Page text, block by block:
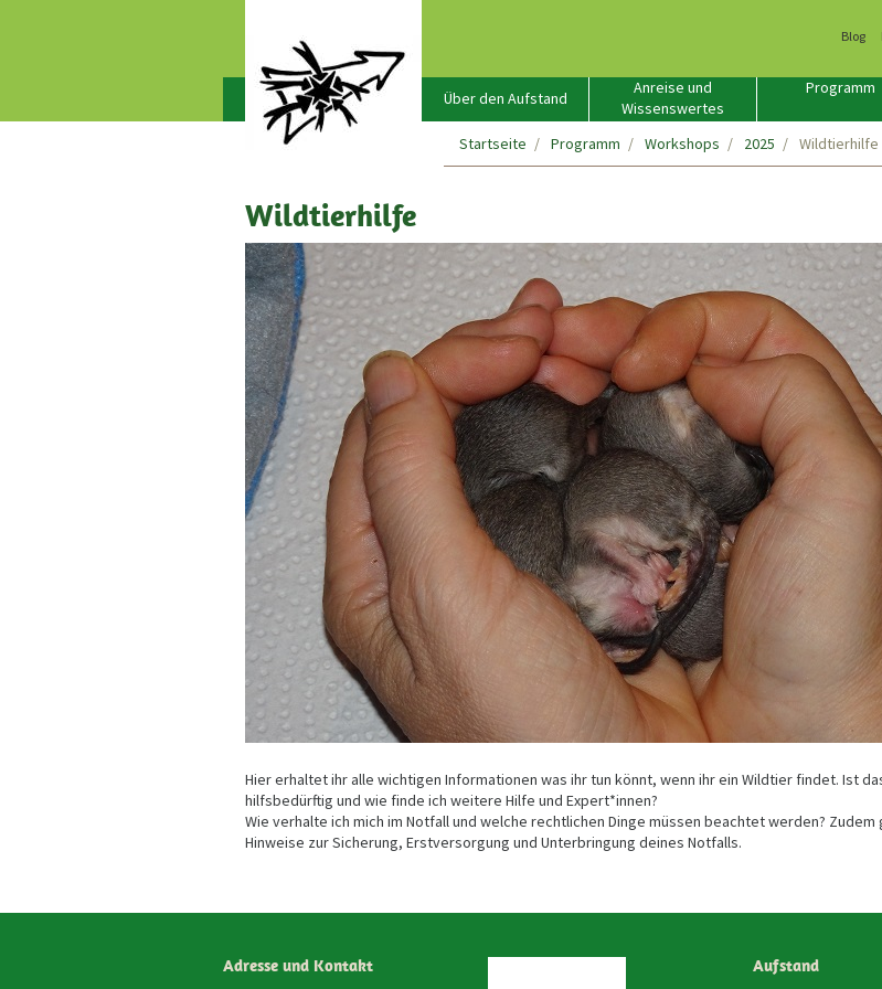
Blog
Über den Aufstand
Anreise und
Wissenswertes
Programm
Startseite Programm Workshops 2025 Wildtierhilfe
Wildtierhilfe
Hier erhaltet ihr alle wichtigen Informationen was ihr tun könnt, wenn ihr ein Wildtier findet. Ist
hilfsbedürftig und wie finde ich weitere Hilfe und Expert*innen?
Wie verhalte ich mich im Notfall und welche rechtlichen Dinge müssen beachtet werden?
Hinweise zur Sicherung, Erstversorgung und Unterbringung deines Notfalls.
Adresse und Kontakt Aufstand